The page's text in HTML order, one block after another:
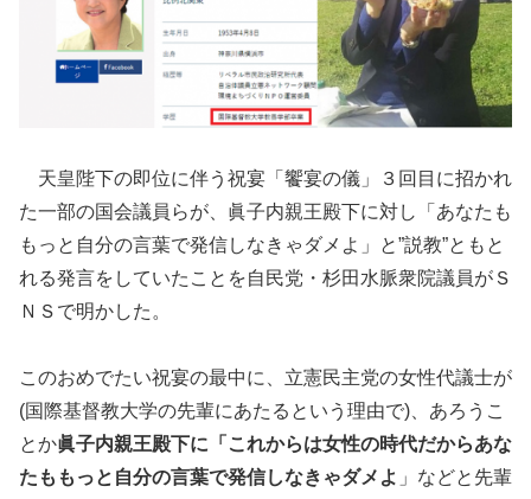
天皇陛下の即位に伴う祝宴「饗宴の儀」３回目に招かれ
た一部の国会議員らが、眞子内親王殿下に対し「あなたも
もっと自分の言葉で発信しなきゃダメよ」と”説教”ともと
れる発言をしていたことを自民党・杉田水脈衆院議員がＳ
ＮＳで明かした。
このおめでたい祝宴の最中に、立憲民主党の女性代議士が
(国際基督教大学の先輩にあたるという理由で)、あろうこ
とか眞子内親王殿下に「これからは女性の時代だからあな
たももっと自分の言葉で発信しなきゃダメよ 」などと先輩